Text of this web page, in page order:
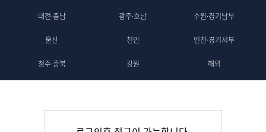
대전·충남 광주·호남 수원·경기남부
울산 천안 인천·경기서부
청주·충북 강원 해외